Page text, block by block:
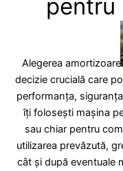
pentru
Alegerea
decizie crucială care
performanța,
îți folosești mașina
sau chiar pentru
utilizarea prevăzută,
cât și după eventuale